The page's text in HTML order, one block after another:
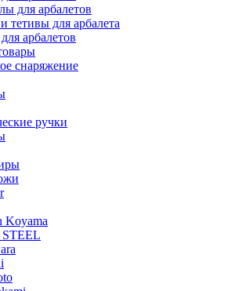
для арбалетов
тетивы для арбалета
арбалетов
снаряжение
ручки
Koyama